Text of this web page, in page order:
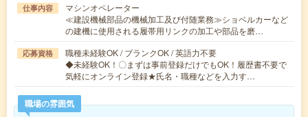
仕事内容
マシンオペレーター
≪建設機械部品の機械加工及び付随業務≫ショベルカーなど
の建機に使用される履帯用リンクの加工や部品を磨…
応募資格
職種未経験OK / ブランクOK / 英語力不要
◆未経験OK！〇まずは事前登録だけでもOK！履歴書不要で
気軽にオンライン登録★氏名・職種などを入力す…
職場の雰囲気